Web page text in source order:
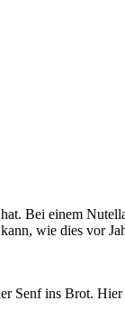
Bei einem
wie dies vor
Senf ins Brot.